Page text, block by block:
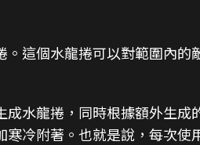
這個水龍捲可以對範圍內的
水龍捲，同時根據額外生成
冷附著。也就是說，每次使